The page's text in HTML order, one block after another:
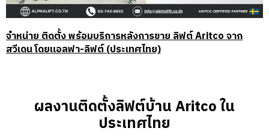
จำหน่าย ติดตั้ง พร้อมบริการหลังการขาย ลิฟต์ Aritco จาก
สวีเดน โดยแอลฟา-ลิฟต์ (ประเทศไทย)
ผลงานติดตั้งลิฟต์บ้าน Aritco ใน
ประเทศไทย